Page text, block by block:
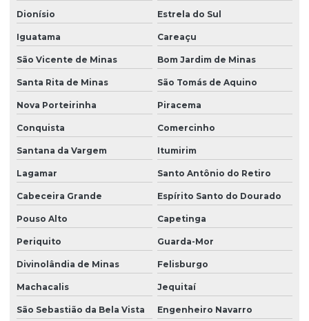
Dionísio Estrela do Sul
Iguatama Careaçu
São Vicente de Minas Bom Jardim de Minas
Santa Rita de Minas São Tomás de Aquino
Nova Porteirinha Piracema
Conquista Comercinho
Santana da Vargem Itumirim
Lagamar Santo Antônio do Retiro
Cabeceira Grande Espírito Santo do Dourado
Pouso Alto Capetinga
Periquito Guarda-Mor
Divinolândia de Minas Felisburgo
Machacalis Jequitaí
São Sebastião da Bela Vista Engenheiro Navarro